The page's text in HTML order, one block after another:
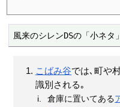
風来のシレンDSの「小ネタ
こばみ谷では､町や
識別される｡
倉庫に置いてある